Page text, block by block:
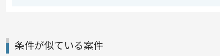
条件が似ている案件